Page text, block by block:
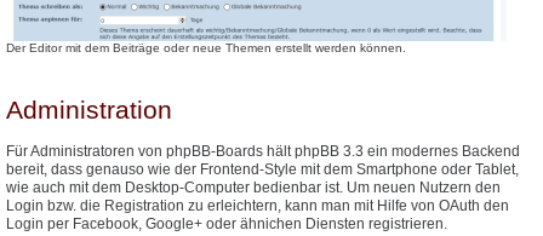
Der Editor mit dem Beiträge oder neue Themen erstellt werden können.
Administration
Für Administratoren von phpBB-Boards hält phpBB 3.3 ein modernes Backend
bereit, dass genauso wie der Frontend-Style mit dem Smartphone oder Tablet,
wie auch mit dem Desktop-Computer bedienbar ist. Um neuen Nutzern den
Login bzw. die Registration zu erleichtern, kann man mit Hilfe von OAuth den
Login per Facebook, Google+ oder ähnichen Diensten registrieren.